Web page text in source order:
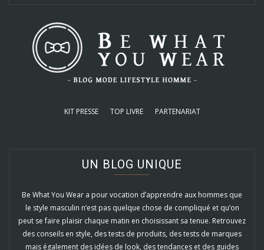
KIT PRESSE TOP LIVRE PARTENARIAT
UN BLOG UNIQUE
Be What You Wear a pour vocation d’apprendre aux hommes que
le style masculin n’est pas quelque chose de compliqué et qu’on
peut se faire plaisir chaque matin en choisissant sa tenue. Retrouvez
des conseils en style, des tests de produits, des tests de marques
mais également des idées de look, des tendances et des guides